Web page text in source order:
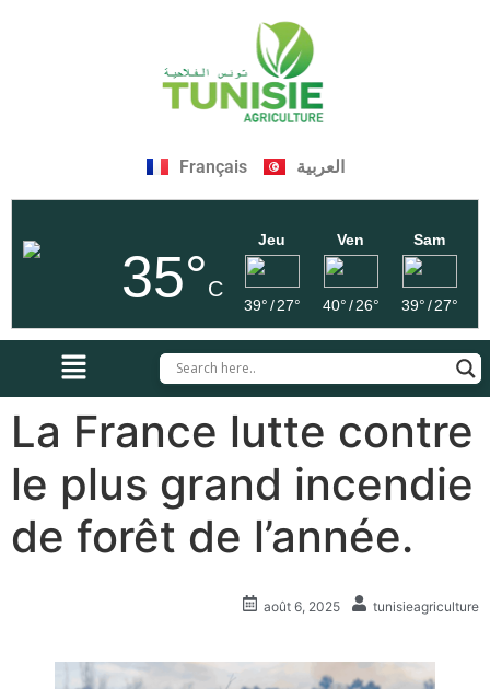
Français العربية
35°C
Jeu
39°/ 27°
Ven
40°/ 26°
Sam
39°/ 27°
La France lutte contre
le plus grand incendie
de forêt de l’année.
août 6, 2025 tunisieagriculture